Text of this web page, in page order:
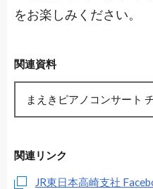
をお楽しみください。
関連資料
まえきピアノコンサート
関連リンク
JR東日本高崎支社